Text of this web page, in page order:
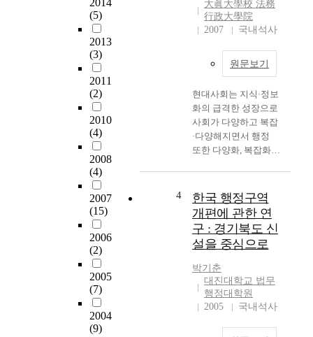
2014
(5)
2013
(3)
2011
(2)
2010
(4)
2008
(4)
2007
(15)
2006
(2)
2005
(7)
2004
(9)
t
量權)은 완전한 자유
재량이 아니고 기속재
경찰기관이 준수하지
않으면 안 될 일정한
되어 있어 일정한 한계
로 작용하지 않으면 안
된다. 경찰권은 국민의
기본권을 제한·침해하
는 작용이 예정되어 있
어 법률에 의한 행정의
정한 법률에 근거하여
법률에 따라 발동될 것
을 요구한다. 또한 이
러한 이유로 관습법은
경찰권의 발동 근거가
될 수 없다. 군에 있어
서의 헌병은 군사경찰
로서 평시 군사에 관하
여 경찰 작용을 하고
大眞大學校 法務
行政大學院
2007
국내석사
원문보기
현대사회는 지식·정보
화의 급격한 성장으로
사회가 다양하고 복잡
·다양해지면서 행정
또한 다양화, 복잡화,
또한 급증하고 있으며,
변화의 주기와 속도 및
공익과 사익의 판단 주
체와 기준의 변화로 국
가에 의한 통치의 개념
이 아닌 국민의 국정참
여와 국민 주권에 의한
파라다임의 정착으로
국민의 참여하고 권리
4
한국 행정구역
개편에 관한 연
구 : 경기북도 신
설을 중심으로
박기춘
대진대학교 법무
행정대학원
2005
국내석사